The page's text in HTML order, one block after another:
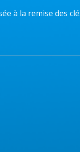
à la remise des